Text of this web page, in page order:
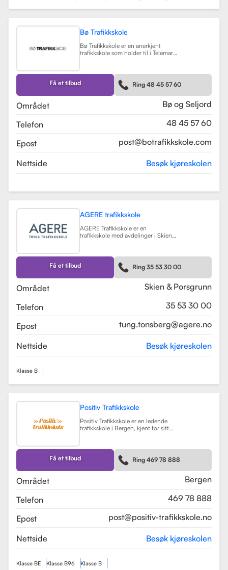
Bø Trafikkskole
Bø Trafikkskole er en anerkjent
trafikkskole som holder til i Telemark,
elever. Skolen tilbyr opplæring for
førerkort i klasse B, B96 og BE, samt
en rekke kurs som trafikalt
grunnkurs, mørkekjøring, førstehjelp
Få et tilbud Ring 48 45 57 60
Området
Bø og Seljord
Telefon
48 45 57 60
Epost
post@botrafikkskole.com
Nettside Besøk kjøreskolen
AGERE trafikkskole
AGERE Trafikkskole er en
trafikkskole med avdelinger i Skien
førerkortklasser, fra moped til buss
og lastebil. Skolen har som mål å gi
elevene de nødvendige ferdighetene
og holdningene for å bli trygge og
kompetente sjåfører, med et fokus
på nullvisjonen om ingen drepte
god kvalitet på opplæringen.
AGERE Trafikkskole tilbyr også ulike
teorikurs og spesialiserte moduler
Les mer
Få et tilbud Ring 35 53 30 00
Området
Skien & Porsgrunn
Telefon
35 53 30 00
Epost
tung.tonsberg@agere.no
Nettside Besøk kjøreskolen
Klasse B
Positiv Trafikkskole
Positiv Trafikkskole er en ledende
trafikkskole i Bergen, kjent for sitt
føreropplæring for både bil,
tilhenger og moped, og har
spesialiserte kurs som trafikalt
grunnkurs og mørkekjøring. Les mer
Få et tilbud Ring 469 78 888
Området
Bergen
Telefon
469 78 888
Epost
post@positiv-trafikkskole.no
Nettside Besøk kjøreskolen
Klasse BE Klasse B96 Klasse B